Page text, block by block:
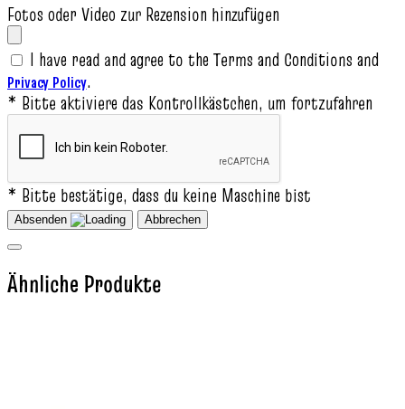
Fotos oder Video zur Rezension hinzufügen
I have read and agree to the Terms and Conditions and
Privacy Policy.
* Bitte aktiviere das Kontrollkästchen, um fortzufahren
* Bitte bestätige, dass du keine Maschine bist
Absenden Abbrechen
Ähnliche Produkte